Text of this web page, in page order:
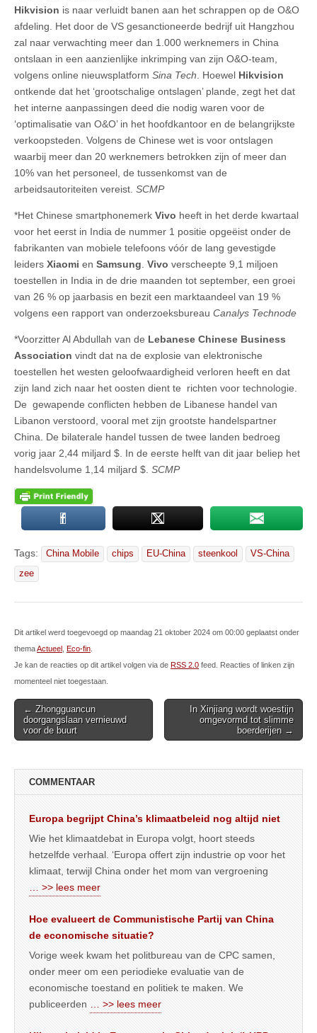
Hikvision is naar verluidt banen aan het schrappen op de O&O
afdeling. Het door de VS gesanctioneerde bedrijf uit Hangzhou
zal naar verwachting meer dan 1.000 werknemers in China
ontslaan in een aanzienlijke inkrimping van zijn O&O-team,
volgens online nieuwsplatform Sina Tech . Hoewel Hikvision
ontkende dat het ‘grootschalige ontslagen’ plande, zegt het dat
het interne aanpassingen deed die nodig waren voor de
‘optimalisatie van O&O’ in het hoofdkantoor en de belangrijkste
verkoopsteden. Volgens de Chinese wet is voor ontslagen
waarbij meer dan 20 werknemers betrokken zijn of meer dan
10% van het personeel, de tussenkomst van de
arbeidsautoriteiten vereist. SCMP
*Het Chinese smartphonemerk Vivo heeft in het derde kwartaal
voor het eerst in India de nummer 1 positie opgeëist onder de
fabrikanten van mobiele telefoons vóór de lang gevestigde
leiders Xiaomi en Samsung Vivo verscheepte 9,1 miljoen
toestellen in India in de drie maanden tot september, een groei
van 26 % op jaarbasis en bezit een marktaandeel van 19 %
volgens een rapport van onderzoeksbureau Canalys Technode
*Voorzitter Al Abdullah van de Lebanese Chinese Business
Association vindt dat na de explosie van elektronische
toestellen het westen geloofwaardigheid verloren heeft en dat
zijn land zich naar het oosten dient te richten voor technologie.
De gewapende conflicten hebben de Libanese handel van
Libanon verstoord, vooral met zijn grootste handelspartner
China. De bilaterale handel tussen de twee landen bedroeg
vorig jaar 2,44 miljard $. In de eerste helft van dit jaar beliep het
handelsvolume 1,14 miljard $. SCMP
Tags: China Mobile chips EU-China steenkool
VS-China
zee
Dit artikel werd toegevoegd op maandag 21 oktober 2024 om 00:00 geplaatst onder
themaActueel Eco-fin
Je kan de reacties op dit artikel volgen via de RSS 2.0 feed. Reacties of linken zijn
momenteel niet toegestaan.
Post
navigation
← Zhongguancun
doorgangslaan vernieuwd
voor de buurt
In Xinjiang wordt woestijn
omgevormd tot slimme
boerderijen →
COMMENTAAR
Europa begrijpt China’s klimaatbeleid nog altijd niet
Wie het klimaatdebat in Europa volgt, hoort steeds
hetzelfde verhaal. ‘Europa offert zijn industrie op voor het
klimaat, terwijl China onder het mom van vergroening
… >> lees meer
Hoe evalueert de Communistische Partij van China
de economische situatie?
Vorige week kwam het politbureau van de CPC samen,
onder meer om een periodieke evaluatie van de
economische toestand en politiek te maken. We
publiceerden
… >> lees meer